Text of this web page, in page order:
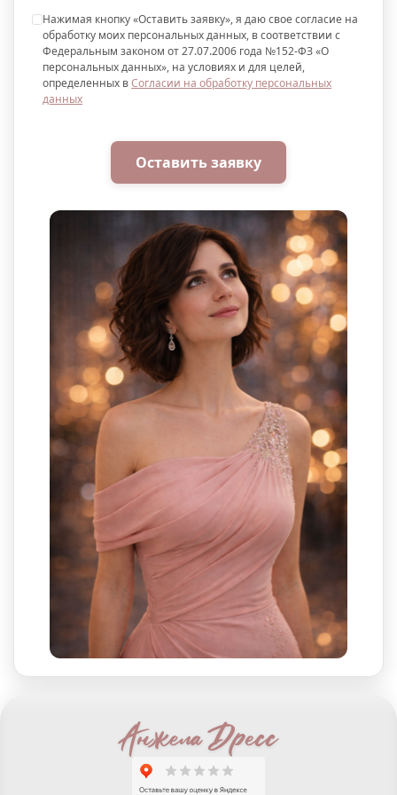
Нажимая кнопку «Оставить заявку», я даю свое согласие на
обработку моих персональных данных, в соответствии с
Федеральным законом от 27.07.2006 года №152-ФЗ «О
персональных данных», на условиях и для целей,
определенных вСогласии на обработку персональных
данных
Оставить заявку